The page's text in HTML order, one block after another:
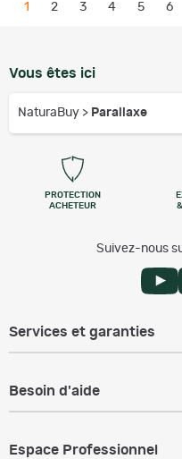
1 2 3 4 5 6
Vous êtes ici
NaturaBuy > Parallaxe
PROTECTION
ACHETEUR
Suivez-nous
Services et garanties
Besoin d'aide
Espace Professionnel